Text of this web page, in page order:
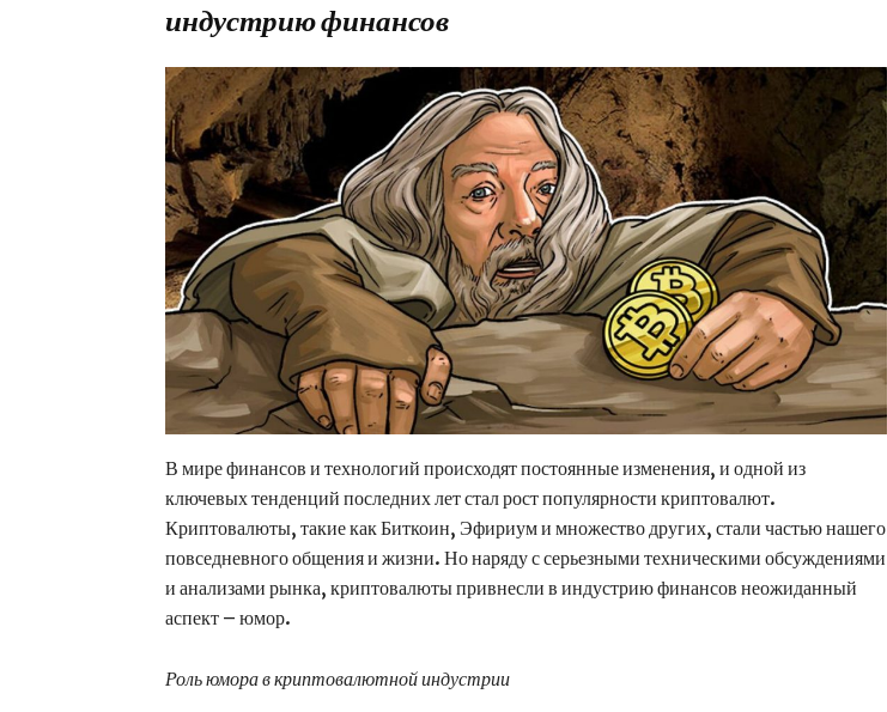
индустрию финансов
В мире финансов и технологий происходят постоянные изменения, и одной из
ключевых тенденций последних лет стал рост популярности криптовалют.
Криптовалюты, такие как Биткоин, Эфириум и множество других, стали частью нашего
повседневного общения и жизни. Но наряду с серьезными техническими обсуждениями
и анализами рынка, криптовалюты привнесли в индустрию финансов неожиданный
аспект – юмор.
Роль юмора в криптовалютной индустрии